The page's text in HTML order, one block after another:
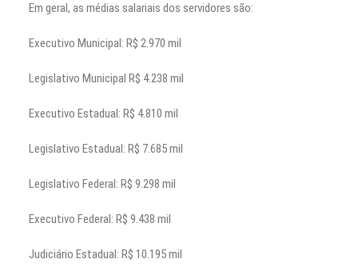
Em geral, as médias salariais dos servidores são:
Executivo Municipal: R$ 2.970 mil
Legislativo Municipal R$ 4.238 mil
Executivo Estadual: R$ 4.810 mil
Legislativo Estadual: R$ 7.685 mil
Legislativo Federal: R$ 9.298 mil
Executivo Federal: R$ 9.438 mil
Judiciário Estadual: R$ 10.195 mil